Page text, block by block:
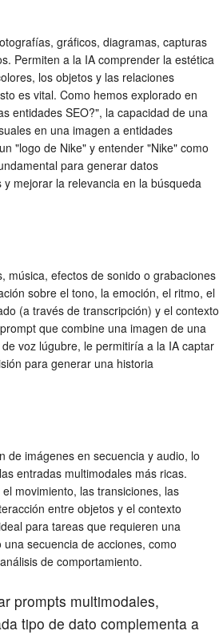
gráficos, diagramas, capturas
Permiten a la IA comprender la estética
los objetos y las relaciones
es vital. Como hemos explorado en
entidades SEO?", la capacidad de una
en una imagen a entidades
"logo de Nike" y entender "Nike" como
para generar datos
mejorar la relevancia en la búsqueda
música, efectos de sonido o grabaciones
sobre el tono, la emoción, el ritmo, el
(a través de transcripción) y el contexto
que combine una imagen de una
voz lúgubre, le permitiría a la IA captar
para generar una historia
de imágenes en secuencia y audio, lo
entradas multimodales más ricas.
movimiento, las transiciones, las
entre objetos y el contexto
para tareas que requieren una
secuencia de acciones, como
de comportamiento.
prompts multimodales,
tipo de dato complementa a